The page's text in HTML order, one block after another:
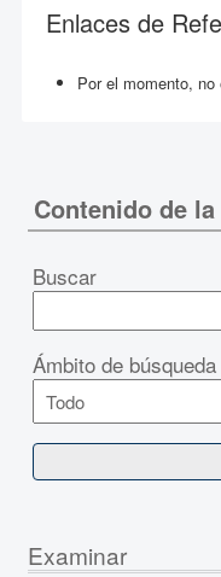
Enlaces de
Por el momento,
Contenido de
Buscar
Ámbito de búsqueda
Examinar